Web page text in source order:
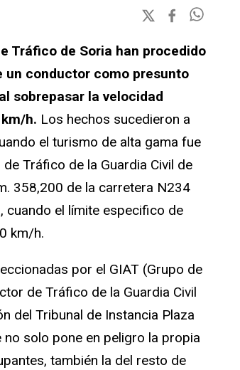
Tráfico de Soria han procedido
conductor como presunto
sobrepasar la velocidad
h. Los hechos sucedieron a
el turismo de alta gama fue
Tráfico de la Guardia Civil de
358,200 de la carretera N234
cuando el límite especifico de
km/h.
por el GIAT (Grupo de
de Tráfico de la Guardia Civil
del Tribunal de Instancia Plaza
solo pone en peligro la propia
también la del resto de